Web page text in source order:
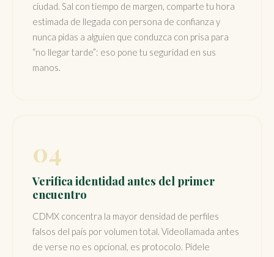
ciudad. Sal con tiempo de margen, comparte tu hora
estimada de llegada con persona de confianza y
nunca pidas a alguien que conduzca con prisa para
“no llegar tarde”: eso pone tu seguridad en sus
manos.
04
Verifica identidad antes del primer
encuentro
CDMX concentra la mayor densidad de perfiles
falsos del país por volumen total. Videollamada antes
de verse no es opcional, es protocolo. Pídele